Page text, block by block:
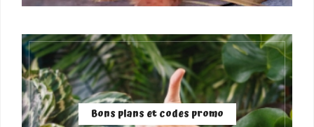
Bons plans et codes promo